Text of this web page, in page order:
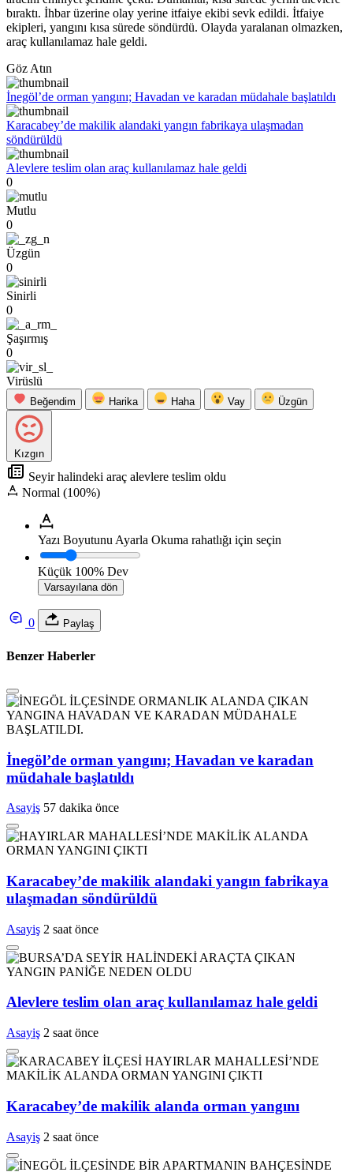
bıraktı. İhbar üzerine olay yerine itfaiye ekibi sevk edildi. İtfaiye
ekipleri, yangını kısa sürede söndürdü. Olayda yaralanan olmazken,
araç kullanılamaz hale geldi.
Göz Atın
İnegöl’de orman yangını; Havadan ve karadan müdahale başlatıldı
Karacabey’de makilik alandaki yangın fabrikaya ulaşmadan
söndürüldü
Alevlere teslim olan araç kullanılamaz hale geldi
0
Mutlu
0
Üzgün
0
Sinirli
0
Şaşırmış
0
Virüslü
Beğendim Harika Haha Vay Üzgün
Kızgın
Seyir halindeki araç alevlere teslim oldu
Normal (100%)
Yazı Boyutunu Ayarla Okuma rahatlığı için seçin
Küçük 100% Dev
Varsayılana dön
0 Paylaş
Benzer Haberler
İnegöl’de orman yangını; Havadan ve karadan
müdahale başlatıldı
Asayiş 57 dakika önce
Karacabey’de makilik alandaki yangın fabrikaya
ulaşmadan söndürüldü
Asayiş 2 saat önce
Alevlere teslim olan araç kullanılamaz hale geldi
Asayiş 2 saat önce
Karacabey’de makilik alanda orman yangını
Asayiş 2 saat önce